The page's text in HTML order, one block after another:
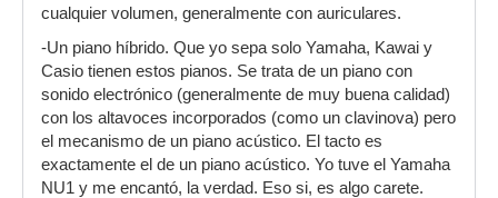
cualquier volumen, generalmente con auriculares.
-Un piano híbrido. Que yo sepa solo Yamaha, Kawai y
Casio tienen estos pianos. Se trata de un piano con
sonido electrónico (generalmente de muy buena calidad)
con los altavoces incorporados (como un clavinova) pero
el mecanismo de un piano acústico. El tacto es
exactamente el de un piano acústico. Yo tuve el Yamaha
NU1 y me encantó, la verdad. Eso si, es algo carete.